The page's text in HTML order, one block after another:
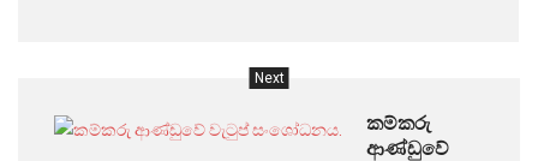
Next
කම්කරු
ආණ්ඩුවේ